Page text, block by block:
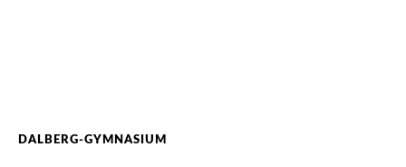
DALBERG-GYMNASIUM